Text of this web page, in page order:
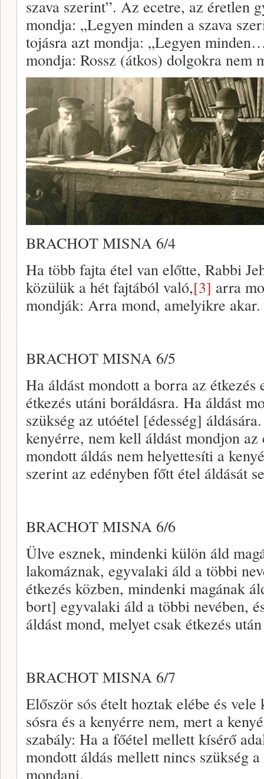
szava szerint”. Az ecetre, az éretlen
mondja: „Legyen minden a szava
tojásra azt mondja: „Legyen
mondja: Rossz (átkos) dolgokra nem
BRACHOT MISNA 6/4
Ha több fajta étel van előtte, Rabbi
közülük a hét fajtából való,[3] arra
mondják: Arra mond, amelyikre akar.
BRACHOT MISNA 6/5
Ha áldást mondott a borra az étkezés
étkezés utáni boráldásra. Ha áldást
szükség az utóétel [édesség]
kenyérre, nem kell áldást mondjon
mondott áldás nem helyettesíti a
szerint az edényben főtt étel áldását
BRACHOT MISNA 6/6
Ülve esznek, mindenki külön áld
lakomáznak, egyvalaki áld a többi
étkezés közben, mindenki magának
bort] egyvalaki áld a többi nevében,
áldást mond, melyet csak étkezés
BRACHOT MISNA 6/7
Először sós ételt hoztak elébe és vele
sósra és a kenyérre nem, mert a
szabály: Ha a főétel mellett kísérő
mondott áldás mellett nincs szükség
mondani.